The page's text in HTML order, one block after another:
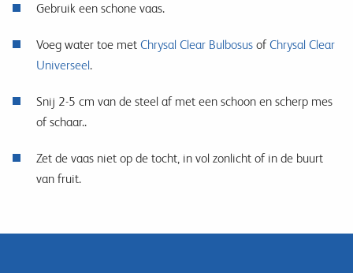
Gebruik een schone vaas.
Voeg water toe met Chrysal Clear Bulbosus ofChrysal Clear
Universeel.
Snij 2-5 cm van de steel af met een schoon en scherp mes
of schaar..
Zet de vaas niet op de tocht, in vol zonlicht of in de buurt
van fruit.